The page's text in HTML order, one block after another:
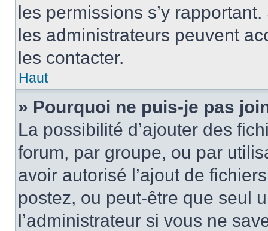
les permissions s’y
les administrateurs peuvent
les contacter.
Haut
» Pourquoi ne puis-je pas
La possibilité d’ajouter des
forum, par groupe, ou par
avoir autorisé l’ajout de
postez, ou peut-être que seul
l’administrateur si vous ne